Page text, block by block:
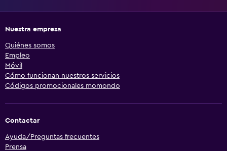
Nuestra empresa
Quiénes somos
Empleo
Móvil
Cómo funcionan nuestros servicios
Códigos promocionales momondo
Contactar
Ayuda/Preguntas frecuentes
Prensa